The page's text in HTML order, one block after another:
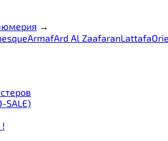
→
ArmafArd Al ZaafaranLattafa
SALE)